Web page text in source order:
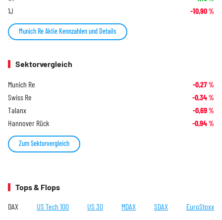
1J -10,90%
Munich Re Aktie Kennzahlen und Details
Sektorvergleich
Munich Re -0,27%
Swiss Re -0,34%
Talanx -0,69%
Hannover Rück -0,94%
Zum Sektorvergleich
Tops & Flops
DAX US Tech 100 US 30 MDAX SDAX EuroStoxx